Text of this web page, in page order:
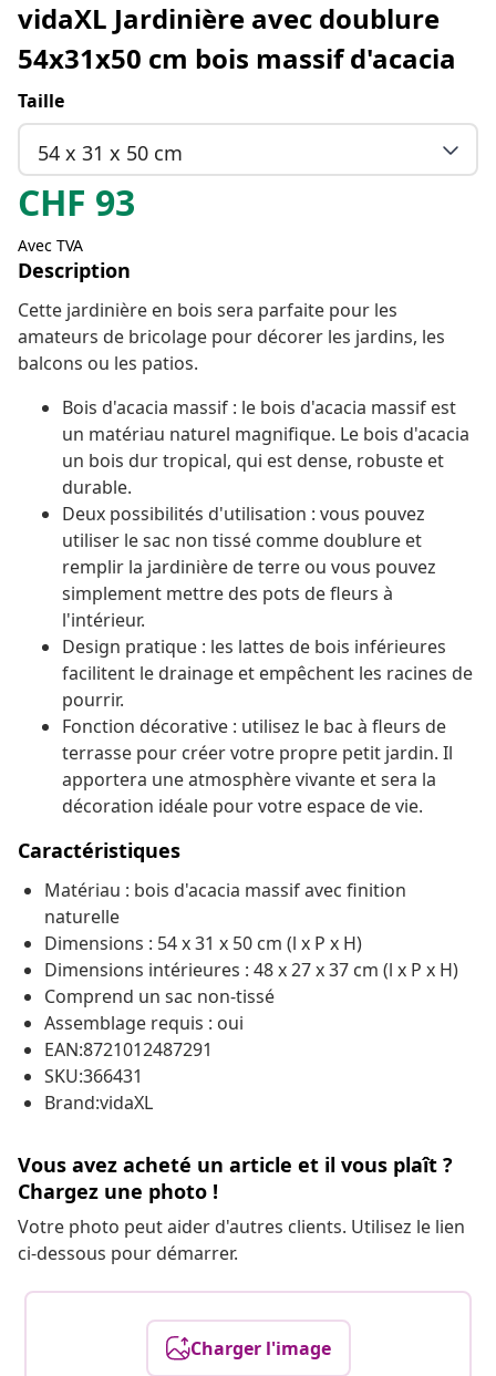
vidaXL Jardinière avec doublure
54x31x50 cm bois massif d'acacia
Taille
54 x 31 x 50 cm
CHF 93
Avec TVA
Description
Cette jardinière en bois sera parfaite pour les
amateurs de bricolage pour décorer les jardins, les
balcons ou les patios.
Bois d'acacia massif : le bois d'acacia massif est
un matériau naturel magnifique. Le bois d'acacia
un bois dur tropical, qui est dense, robuste et
durable.
Deux possibilités d'utilisation : vous pouvez
utiliser le sac non tissé comme doublure et
remplir la jardinière de terre ou vous pouvez
simplement mettre des pots de fleurs à
l'intérieur.
Design pratique : les lattes de bois inférieures
facilitent le drainage et empêchent les racines de
pourrir.
Fonction décorative : utilisez le bac à fleurs de
terrasse pour créer votre propre petit jardin. Il
apportera une atmosphère vivante et sera la
décoration idéale pour votre espace de vie.
Caractéristiques
Matériau : bois d'acacia massif avec finition
naturelle
Dimensions : 54 x 31 x 50 cm (l x P x H)
Dimensions intérieures : 48 x 27 x 37 cm (l x P x H)
Comprend un sac non-tissé
Assemblage requis : oui
EAN:8721012487291
SKU:366431
Brand:vidaXL
Vous avez acheté un article et il vous plaît ?
Chargez une photo !
Votre photo peut aider d'autres clients. Utilisez le lien
ci-dessous pour démarrer.
Charger l'image